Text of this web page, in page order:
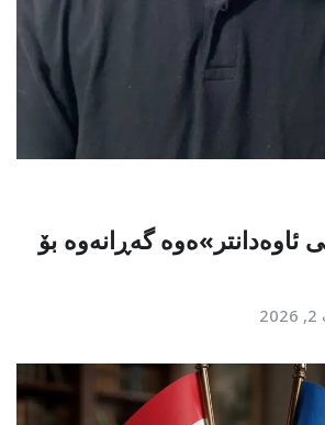
ئاوەدانتر»ەوە گەڕانەوە بۆ